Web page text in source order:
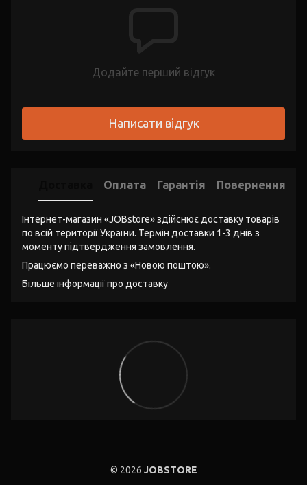
Додайте перший відгук
Написати відгук
Оплата Гарантія Повернення
Інтернет-магазин «JOBstore» здійснює доставку товарів
по всій території України. Термін доставки 1-3 днів з
моменту підтвердження замовлення.
Працюємо переважно з «Новою поштою».
Більше інформації про доставку
© 2026 JOBSTORE